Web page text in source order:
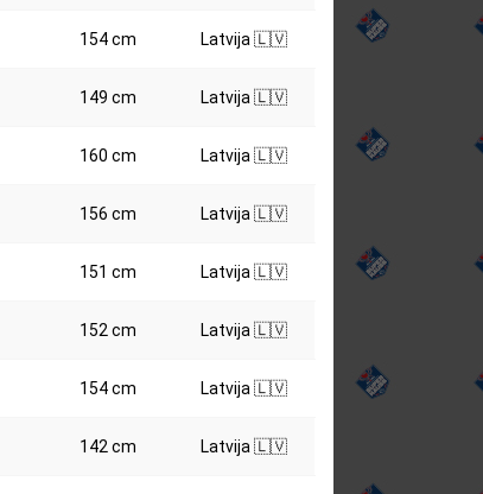
154 cm Latvija 🇱🇻
149 cm Latvija 🇱🇻
160 cm Latvija 🇱🇻
156 cm Latvija 🇱🇻
151 cm Latvija 🇱🇻
152 cm Latvija 🇱🇻
154 cm Latvija 🇱🇻
142 cm Latvija 🇱🇻